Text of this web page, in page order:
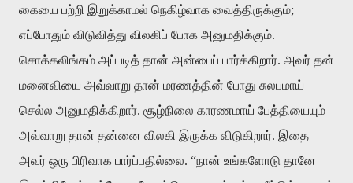
கையை பற்றி இறுக்காமல் நெகிழ்வாக வைத்திருக்கும்;
எப்போதும் விடுவித்து விலகிப் போக அனுமதிக்கும்.
சொக்கலிங்கம் அப்படித் தான் அன்பைப் பார்க்கிறார். அவர் தன்
மனைவியை அவ்வாறு தான் மரணத்தின் போது சுலபமாய்
செல்ல அனுமதிக்கிறார். சூழ்நிலை காரணமாய் பேத்தியையும்
அவ்வாறு தான் தன்னை விலகி இருக்க விடுகிறார். இதை
அவர் ஒரு பிரிவாக பார்ப்பதில்லை. “நான் உங்களோடு தானே